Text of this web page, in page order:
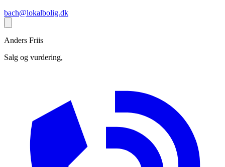
bach@lokalbolig.dk
Anders Friis
Salg og vurdering,